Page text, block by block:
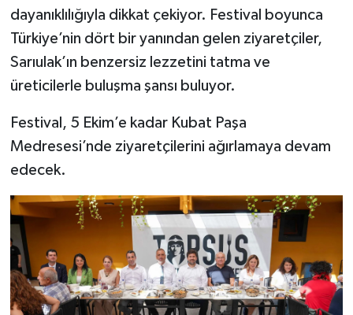
dayanıklılığıyla dikkat çekiyor. Festival boyunca
Türkiye’nin dört bir yanından gelen ziyaretçiler,
Sarıulak’ın benzersiz lezzetini tatma ve
üreticilerle buluşma şansı buluyor.
Festival, 5 Ekim’e kadar Kubat Paşa
Medresesi’nde ziyaretçilerini ağırlamaya devam
edecek.